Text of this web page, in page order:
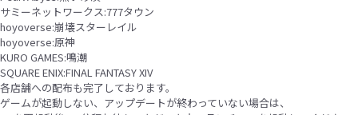
サミーネットワークス:777タウン
hoyoverse:崩壊スターレイル
hoyoverse:原神
KURO GAMES:鳴潮
SQUARE ENIX:FINAL FANTASY XIV
各店舗への配布も完了しております。
ゲームが起動しない、アップデートが終わっていない場合は、